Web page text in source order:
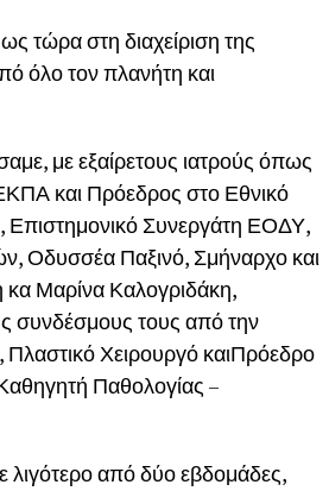
τώρα στη διαχείριση της
όλο τον πλανήτη και
με εξαίρετους ιατρούς όπως
και Πρόεδρος στο Εθνικό
Συνεργάτη ΕΟΔΥ,
Οδυσσέα Παξινό, Σμήναρχο και
κα Μαρίνα Καλογριδάκη,
συνδέσμους τους από την
Χειρουργό καιΠρόεδρο
Παθολογίας –
λιγότερο από δύο εβδομάδες,